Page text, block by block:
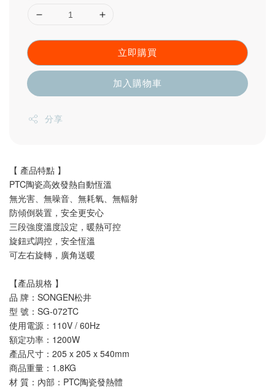
立即購買
加入購物車
分享
【 產品特點 】
PTC陶瓷高效發熱自動恆溫
無光害、無噪音、無耗氧、無輻射
防傾倒裝置，安全更安心
三段強度溫度設定，暖熱可控
旋鈕式調控，安全恆溫
可左右旋轉，廣角送暖
【產品規格 】
品 牌：SONGEN松井
型 號：SG-072TC
使用電源：110V / 60Hz
額定功率：1200W
產品尺寸：205 x 205 x 540mm
商品重量：1.8KG
材 質：內部：PTC陶瓷發熱體